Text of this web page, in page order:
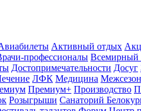
Активный отдых
профессионалы Всемирный
Достопримечательности Досуг
ЛФК Медицина
Премиум+ Производство
Розыгрыши Санаторий